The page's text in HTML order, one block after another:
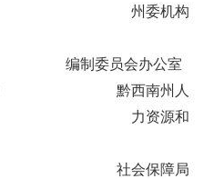
州委机构
编制委员会办公室
黔西南州人
力资源和
社会保障局